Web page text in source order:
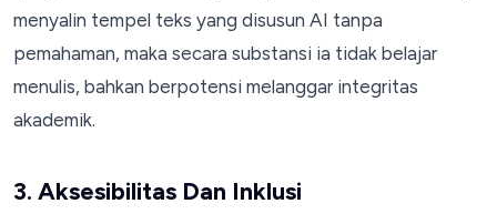
menyalin tempel teks yang disusun AI tanpa
pemahaman, maka secara substansi ia tidak belajar
menulis, bahkan berpotensi melanggar integritas
akademik.
3. Aksesibilitas Dan Inklusi